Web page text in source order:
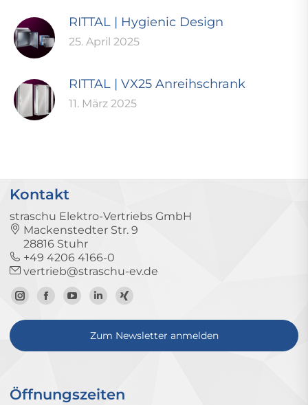
RITTAL | Hygienic Design
25. April 2025
RITTAL | VX25 Anreihschrank
11. März 2025
Kontakt
straschu Elektro-Vertriebs GmbH
Mackenstedter Str. 9
28816 Stuhr
+49 4206 4166-0
vertrieb@straschu-ev.de
Zum
Instagram-
Zur
Facebook-
Zum
YouTube-
Kanal
Zum
LinkedIn-
Profil
Zum
Xing-
Profil
Zum Newsletter anmelden
Öffnungszeiten